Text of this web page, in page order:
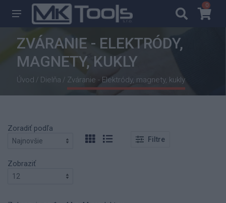
00
ZVÁRANIE - ELEKTRÓDY,
MAGNETY, KUKLY
Úvod / Dielňa / Zváranie - Elektródy, magnety, kukly
Zoradiť podľa
Filtre
Zobraziť